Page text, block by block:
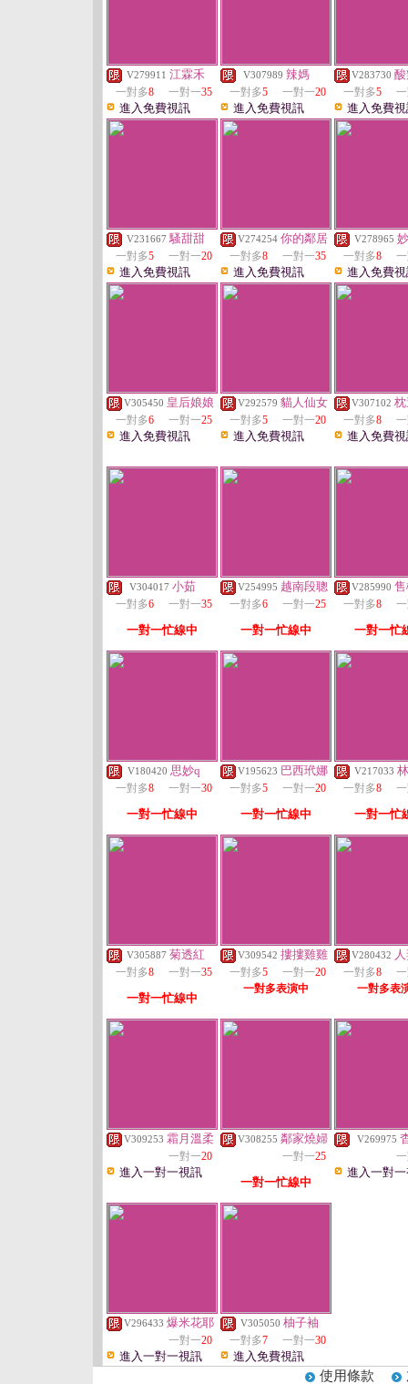
V279911 江霖禾
一對多8 一對一35
進入免費視訊
V307989 辣媽
一對多5 一對一20
進入免費視訊
V283730
一對多5
進入免費
V231667 騷甜甜
一對多5 一對一20
進入免費視訊
V274254 你的鄰居
一對多8 一對一35
進入免費視訊
V278965
一對多8
進入免費
V305450 皇后娘娘
一對多6 一對一25
進入免費視訊
V292579 貓人仙女
一對多5 一對一20
進入免費視訊
V307102
一對多8
進入免費
V304017 小茹
一對多6 一對一35
一對一忙線中
V254995 越南段聰
一對多6 一對一25
一對一忙線中
V285990
一對多8
一對一忙
V180420 思妙q
一對多8 一對一30
一對一忙線中
V195623 巴西玳娜
一對多5 一對一20
一對一忙線中
V217033
一對多8
一對一忙
V305887 菊透紅
一對多8 一對一35
一對一忙線中
V309542 摟摟雞雞
一對多5 一對一20
一對多表演中
V280432
一對多8
一對多表
V309253 霜月溫柔
一對一20
進入一對一視訊
V308255 鄰家燒婦
一對一25
一對一忙線中
V269975
進入一對
V296433 爆米花耶
一對一20
進入一對一視訊
V305050 柚子袖
一對多7 一對一30
進入免費視訊
使用條款